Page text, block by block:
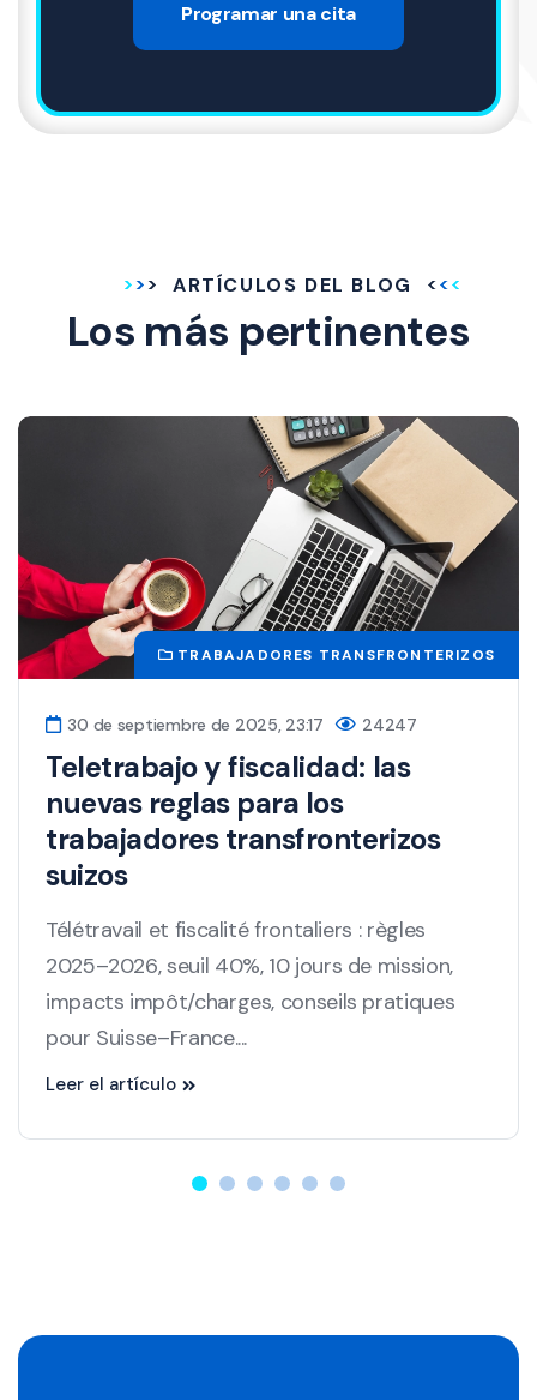
Programar una cita
ARTÍCULOS DEL BLOG
Los más pertinentes
TRABAJADORES TRANSFRONTERIZOS
30 de septiembre de 2025, 23:17 24247
Teletrabajo y fiscalidad: las
nuevas reglas para los
trabajadores transfronterizos
suizos
Télétravail et fiscalité frontaliers : règles
2025–2026, seuil 40%, 10 jours de mission,
impacts impôt/charges, conseils pratiques
pour Suisse–France....
Leer el artículo